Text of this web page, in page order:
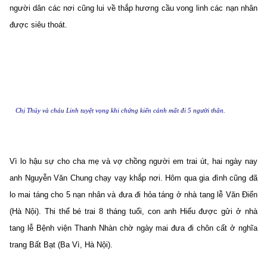
người dân các nơi cũng lui về thắp hương cầu vong linh các nạn nhân
được siêu thoát.
Chị Thúy và cháu Linh tuyệt vọng khi chứng kiến cảnh mất đi 5 người thân.
Vì lo hậu sự cho cha mẹ và vợ chồng người em trai út, hai ngày nay
anh Nguyễn Văn Chung chạy vạy khắp nơi. Hôm qua gia đình cũng đã
lo mai táng cho 5 nạn nhân và đưa đi hỏa táng ở nhà tang lễ Văn Điển
(Hà Nội). Thi thể bé trai 8 tháng tuổi, con anh Hiếu được gửi ở nhà
tang lễ Bệnh viện Thanh Nhàn chờ ngày mai đưa đi chôn cất ở nghĩa
trang Bất Bạt (Ba Vì, Hà Nội).